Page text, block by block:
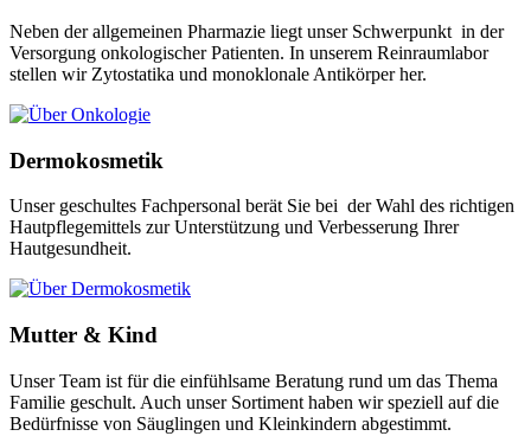
Neben der allgemeinen Pharmazie liegt unser Schwerpunkt in der
Versorgung onkologischer Patienten. In unserem Reinraumlabor
stellen wir Zytostatika und monoklonale Antikörper her.
Dermokosmetik
Unser geschultes Fachpersonal berät Sie bei der Wahl des richtigen
Hautpflegemittels zur Unterstützung und Verbesserung Ihrer
Hautgesundheit.
Mutter & Kind
Unser Team ist für die einfühlsame Beratung rund um das Thema
Familie geschult. Auch unser Sortiment haben wir speziell auf die
Bedürfnisse von Säuglingen und Kleinkindern abgestimmt.